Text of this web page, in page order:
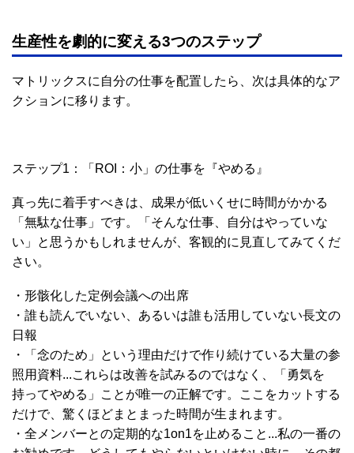
生産性を劇的に変える3つのステップ
マトリックスに自分の仕事を配置したら、次は具体的なア
クションに移ります。
ステップ1：「ROI：小」の仕事を『やめる』
真っ先に着手すべきは、成果が低いくせに時間がかかる
「無駄な仕事」です。「そんな仕事、自分はやっていな
い」と思うかもしれませんが、客観的に見直してみてくだ
さい。
・形骸化した定例会議への出席
・誰も読んでいない、あるいは誰も活用していない長文の
日報
・「念のため」という理由だけで作り続けている大量の参
照用資料...これらは改善を試みるのではなく、「勇気を
持ってやめる」ことが唯一の正解です。ここをカットする
だけで、驚くほどまとまった時間が生まれます。
・全メンバーとの定期的な1on1を止めること...私の一番の